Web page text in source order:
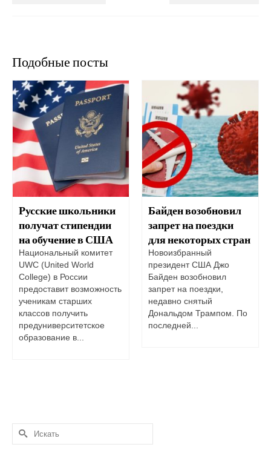
Подобные посты
Русские школьники
получат стипендии
на обучение в США
Национальный комитет
UWC (United World
College) в России
предоставит возможность
ученикам старших
классов получить
предуниверситетское
образование в...
Байден возобновил
запрет на поездки
для некоторых стран
Новоизбранный
президент США Джо
Байден возобновил
запрет на поездки,
недавно снятый
Дональдом Трампом. По
последней...
Искать: